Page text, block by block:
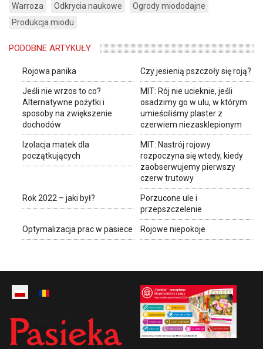
Warroza
Odkrycia naukowe
Ogrody miododajne
Produkcja miodu
PODOBNE ARTYKUŁY
Rojowa panika Czy jesienią pszczoły się roją?
Jeśli nie wrzos to co?
Alternatywne pożytki i
sposoby na zwiększenie
dochodów
MIT: Rój nie ucieknie, jeśli
osadzimy go w ulu, w którym
umieściliśmy plaster z
czerwiem niezasklepionym
Izolacja matek dla
początkujących
MIT: Nastrój rojowy
rozpoczyna się wtedy, kiedy
zaobserwujemy pierwszy
czerw trutowy
Rok 2022 – jaki był?
Porzucone ule i
przepszczelenie
Optymalizacja prac w pasiece Rojowe niepokoje